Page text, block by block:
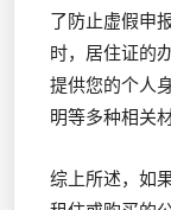
了防止虚假申
时，居住证的
提供您的个人
明等多种相关材
综上所述，如